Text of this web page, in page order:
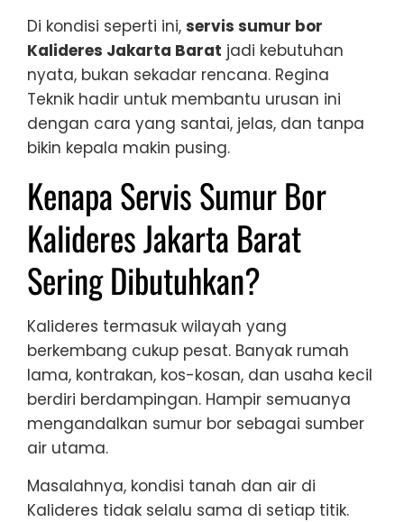
Di kondisi seperti ini, servis sumur bor
Kalideres Jakarta Barat jadi kebutuhan
nyata, bukan sekadar rencana. Regina
Teknik hadir untuk membantu urusan ini
dengan cara yang santai, jelas, dan tanpa
bikin kepala makin pusing.
Kenapa Servis Sumur Bor
Kalideres Jakarta Barat
Sering Dibutuhkan?
Kalideres termasuk wilayah yang
berkembang cukup pesat. Banyak rumah
lama, kontrakan, kos-kosan, dan usaha kecil
berdiri berdampingan. Hampir semuanya
mengandalkan sumur bor sebagai sumber
air utama.
Masalahnya, kondisi tanah dan air di
Kalideres tidak selalu sama di setiap titik.